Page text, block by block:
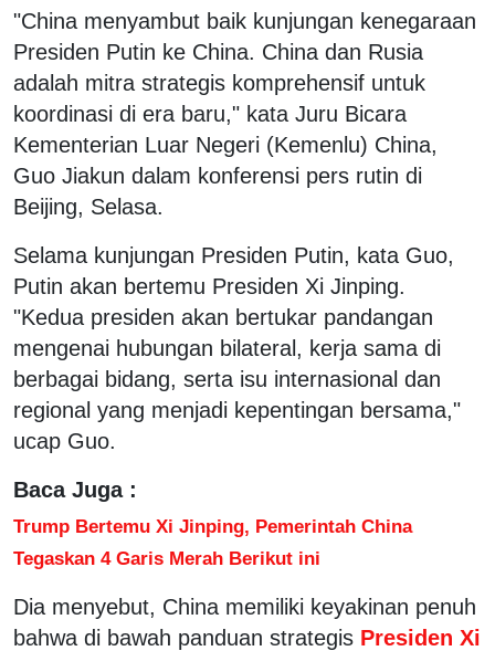
"China menyambut baik kunjungan kenegaraan
Presiden Putin ke China. China dan Rusia
adalah mitra strategis komprehensif untuk
koordinasi di era baru," kata Juru Bicara
Kementerian Luar Negeri (Kemenlu) China,
Guo Jiakun dalam konferensi pers rutin di
Beijing, Selasa.
Selama kunjungan Presiden Putin, kata Guo,
Putin akan bertemu Presiden Xi Jinping.
"Kedua presiden akan bertukar pandangan
mengenai hubungan bilateral, kerja sama di
berbagai bidang, serta isu internasional dan
regional yang menjadi kepentingan bersama,"
ucap Guo.
Baca Juga :
Trump Bertemu Xi Jinping, Pemerintah China
Tegaskan 4 Garis Merah Berikut ini
Dia menyebut, China memiliki keyakinan penuh
bahwa di bawah panduan strategis Presiden Xi